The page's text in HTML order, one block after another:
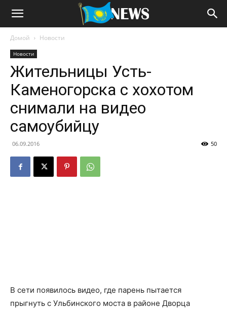
Домой Новости
Новости
Жительницы Усть-
Каменогорска с хохотом
снимали на видео
самоубийцу
06.09.2016 50
В сети появилось видео, где парень пытается
прыгнуть с Ульбинского моста в районе Дворца